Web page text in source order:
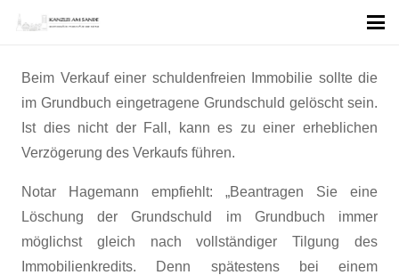
Beim Verkauf einer schuldenfreien Immobilie sollte die
im Grundbuch eingetragene Grundschuld gelöscht sein.
Ist dies nicht der Fall, kann es zu einer erheblichen
Verzögerung des Verkaufs führen.
Notar Hagemann empfiehlt: „Beantragen Sie eine
Löschung der Grundschuld im Grundbuch immer
möglichst gleich nach vollständiger Tilgung des
Immobilienkredits. Denn spätestens bei einem